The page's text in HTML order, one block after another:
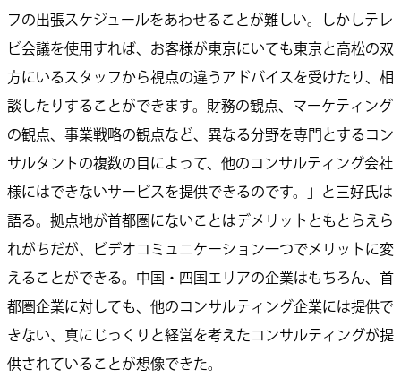
フの出張スケジュールをあわせることが難しい。しかしテレ
ビ会議を使用すれば、お客様が東京にいても東京と高松の双
方にいるスタッフから視点の違うアドバイスを受けたり、相
談したりすることができます。財務の観点、マーケティング
の観点、事業戦略の観点など、異なる分野を専門とするコン
サルタントの複数の目によって、他のコンサルティング会社
様にはできないサービスを提供できるのです。」と三好氏は
語る。拠点地が首都圏にないことはデメリットともとらえら
れがちだが、ビデオコミュニケーション一つでメリットに変
えることができる。中国・四国エリアの企業はもちろん、首
都圏企業に対しても、他のコンサルティング企業には提供で
きない、真にじっくりと経営を考えたコンサルティングが提
供されていることが想像できた。